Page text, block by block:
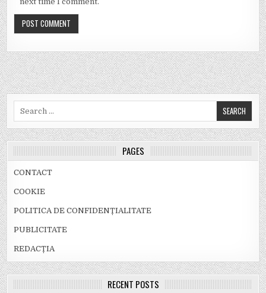
PAGES
CONTACT
COOKIE
POLITICA DE CONFIDENȚIALITATE
PUBLICITATE
REDACȚIA
RECENT POSTS